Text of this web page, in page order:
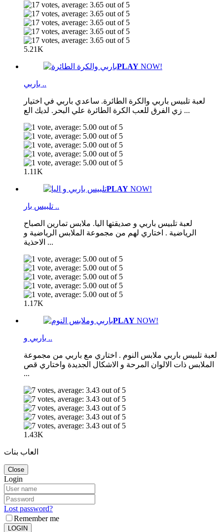
5.21K
PLAY NOW!
باربي ..
لعبة تلبيس باربي والكرة الطائرة. ساعدي باربي في اختيار
زي الفرق للعب الكرة الطائرة علي البحر. لديك الع ...
1.11K
PLAY NOW!
تلبيس بار ..
لعبة تلبيس باربي و صديقتها اليا. ملابس تمارين الصباح
الرياضية . اختاري لهم من مجموعة الملابس الرياضية و
الاحذية ...
1.17K
PLAY NOW!
باربي و ..
لعبة تلبيس باربي ملابس النوم . اختاري مع باربي من مجموعة
الملابس ذات الالوان المرحة و الاشكال الجديدة واختاري قص
...
1.43K
العاب بنات
Close
Login
Lost password?
Remember me
LOGIN